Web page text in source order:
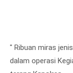
" Ribuan miras
dalam operasi